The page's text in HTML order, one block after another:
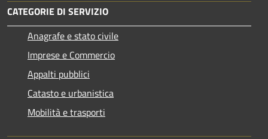
CATEGORIE DI SERVIZIO
Anagrafe e stato civile
Imprese e Commercio
Appalti pubblici
Catasto e urbanistica
Mobilità e trasporti